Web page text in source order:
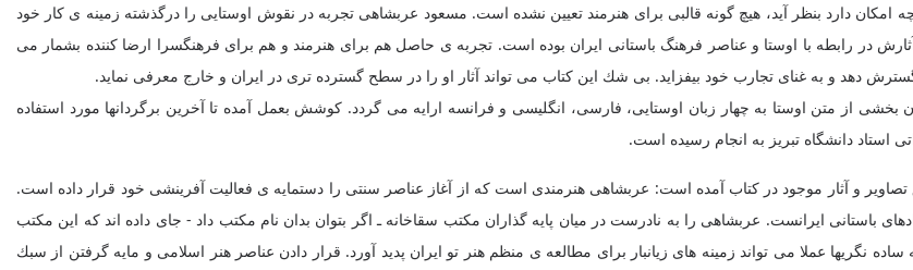
امکان دارد بنظر آید، هیچ گونه قالبی برای هنرمند تعیین نشده است. مسعود عربشاهی تجربه در نقوش اوستایی را درگذشته زمینه ی کار خود
در رابطه با اوستا و عناصر فرهنگ باستانی ایران بوده است. تجربه ی حاصل هم برای هنرمند و هم برای فرهنگسرا ارضا کننده بشمار می
دهد و به غنای تجارب خود بیفزاید. بی شك اين كتاب می تواند آثار او را در سطح گسترده تری در ایران و خارج معرفی نماید.
بخشی از متن اوستا به چهار زبان اوستایی، فارسی، انگلیسی و فرانسه ارایه می گردد. کوشش بعمل آمده تا آخرین برگردانها مورد استفاده
دانشگاه تبریز به انجام رسیده است.
و آثار موجود در کتاب آمده است: عربشاهی هنرمندی است که از آغاز عناصر سنتی را دستمایه ی فعالیت آفرینشی خود قرار داده است.
باستانی ایرانست. عربشاهی را به نادرست در میان پایه گذاران مكتب سقاخانه ـ اگر بتوان بدان نام مكتب داد - جای داده اند که این مکتب
نگریها عملا می تواند زمینه های زیانبار برای مطالعه ی منظم هنر تو ایران پدید آورد. قرار دادن عناصر هنر اسلامی و مایه گرفتن از سبك